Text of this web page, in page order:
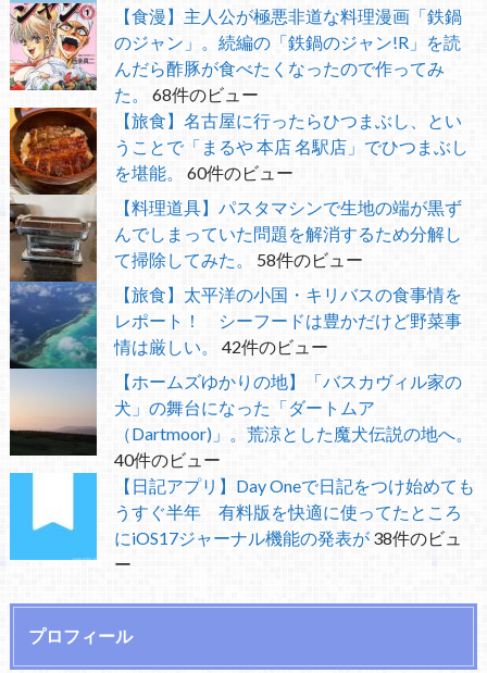
【食漫】主人公が極悪非道な料理漫画「鉄鍋
のジャン」。続編の「鉄鍋のジャン!R」を読
んだら酢豚が食べたくなったので作ってみ
た。
68件のビュー
【旅食】名古屋に行ったらひつまぶし、とい
うことで「まるや 本店 名駅店」でひつまぶし
を堪能。
60件のビュー
【料理道具】パスタマシンで生地の端が黒ず
んでしまっていた問題を解消するため分解し
て掃除してみた。
58件のビュー
【旅食】太平洋の小国・キリバスの食事情を
レポート！ シーフードは豊かだけど野菜事
情は厳しい。
42件のビュー
【ホームズゆかりの地】「バスカヴィル家の
犬」の舞台になった「ダートムア
（Dartmoor)」。荒涼とした魔犬伝説の地へ。
40件のビュー
【日記アプリ】Day Oneで日記をつけ始めても
うすぐ半年 有料版を快適に使ってたところ
にiOS17ジャーナル機能の発表が 38件のビュ
ー
プロフィール